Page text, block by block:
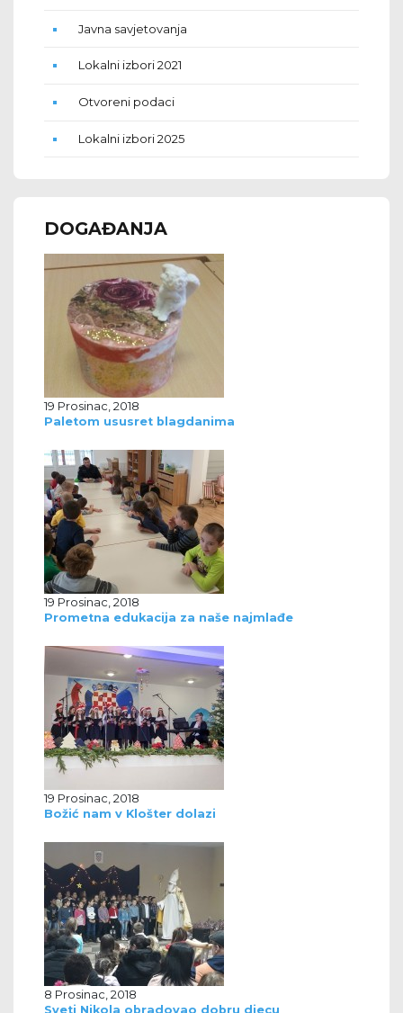
Javna savjetovanja
Lokalni izbori 2021
Otvoreni podaci
Lokalni izbori 2025
DOGAĐANJA
19 Prosinac, 2018
Paletom ususret blagdanima
19 Prosinac, 2018
Prometna edukacija za naše najmlađe
19 Prosinac, 2018
Božić nam v Klošter dolazi
8 Prosinac, 2018
Sveti Nikola obradovao dobru djecu